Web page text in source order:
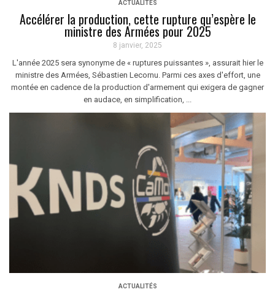
ACTUALITÉS
Accélérer la production, cette rupture qu’espère le
ministre des Armées pour 2025
8 janvier, 2025
L'année 2025 sera synonyme de « ruptures puissantes », assurait hier le
ministre des Armées, Sébastien Lecornu. Parmi ces axes d'effort, une
montée en cadence de la production d'armement qui exigera de gagner
en audace, en simplification, ...
ACTUALITÉS